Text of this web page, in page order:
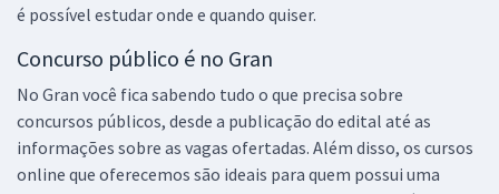
é possível estudar onde e quando quiser.
Concurso público é no Gran
No Gran você fica sabendo tudo o que precisa sobre
concursos públicos, desde a publicação do edital até as
informações sobre as vagas ofertadas. Além disso, os cursos
online que oferecemos são ideais para quem possui uma